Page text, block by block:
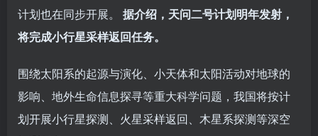
计划也在同步开展。 据介绍，天问二号计划明年发射，
将完成小行星采样返回任务。
围绕太阳系的起源与演化、小天体和太阳活动对地球的
影响、地外生命信息探寻等重大科学问题，我国将按计
划开展小行星探测、火星采样返回、木星系探测等深空